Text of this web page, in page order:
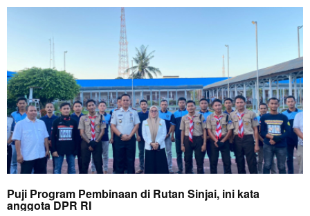
Puji Program Pembinaan di Rutan Sinjai, ini kata
anggota DPR RI